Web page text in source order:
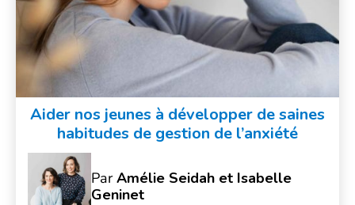
Aider nos jeunes à développer de saines
habitudes de gestion de l’anxiété
ParAmélie Seidah et Isabelle
Geninet